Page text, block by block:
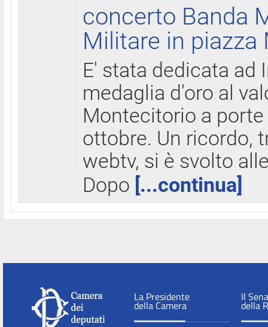
concerto Banda
Militare in
E' stata dedicata ad
medaglia d'oro al
Montecitorio a
ottobre. Un ricordo,
webtv, si è svolto
Dopo [...continua]
La Presidente
della Camera
Il
della